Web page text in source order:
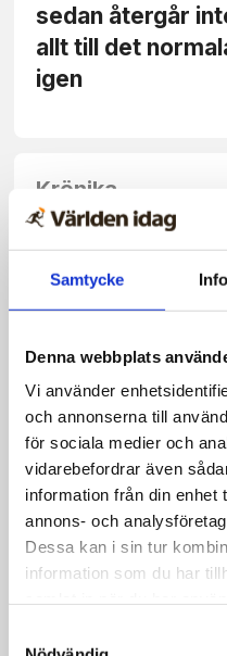
Samtycke
Denna webbplats
Vi använder
och annonserna till
för sociala medier och
vidarebefordrar även
information från din enhet
annons- och
Dessa kan i sin tur
information som du har
sedan återgår
allt till det
igen
Krönika
Kyrkan är mer än
dess brister
Tro och liv
Hans rike ska
ta slut